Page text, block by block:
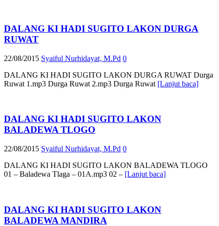
DALANG KI HADI SUGITO LAKON DURGA
RUWAT
22/08/2015 Syaiful Nurhidayat, M.Pd 0
DALANG KI HADI SUGITO LAKON DURGA RUWAT Durga
Ruwat 1.mp3 Durga Ruwat 2.mp3 Durga Ruwat [Lanjut baca]
DALANG KI HADI SUGITO LAKON
BALADEWA TLOGO
22/08/2015 Syaiful Nurhidayat, M.Pd 0
DALANG KI HADI SUGITO LAKON BALADEWA TLOGO
01 – Baladewa Tlaga – 01A.mp3 02 – [Lanjut baca]
DALANG KI HADI SUGITO LAKON
BALADEWA MANDIRA